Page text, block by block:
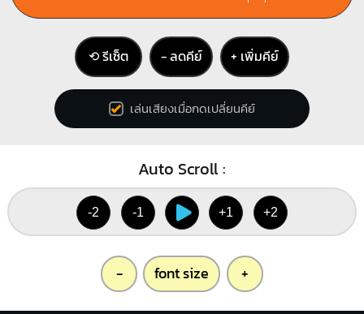
A
1 2 3
Cm
4
X O
1
F#7
X X O
1
2
3
⟲ รีเซ็ต − ลดคีย์ + เพิ่มคีย์
เล่นเสียงเมื่อกดเปลี่ยนคีย์
Auto Scroll :
-2 -1 +1 +2
- font size +